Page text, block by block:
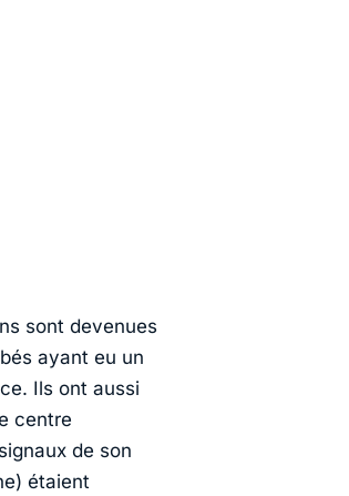
sont devenues
ayant eu un
Ils ont aussi
centre
de son
étaient